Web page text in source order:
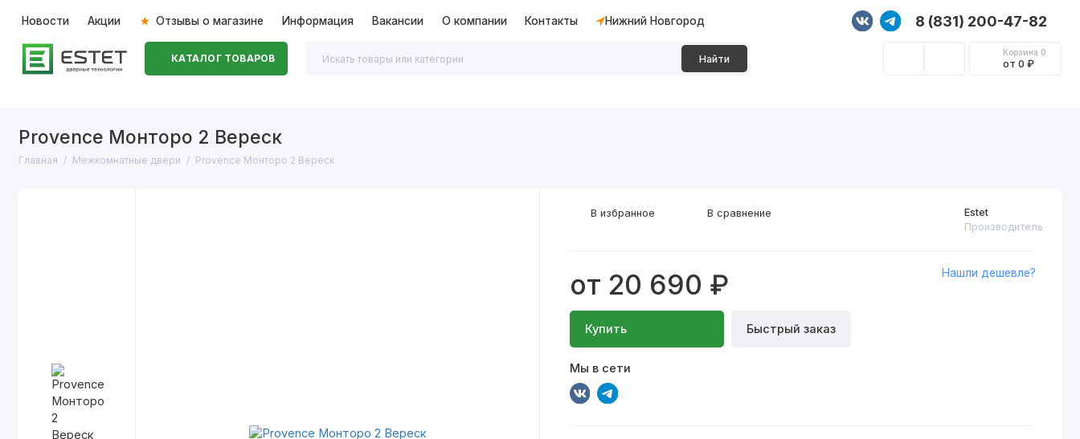
Новости Акции Отзывы о магазине Информация Вакансии О компании Контакты Нижний Новгород 8 (831) 200-47-82
КАТАЛОГ ТОВАРОВ Найти
Корзина 0
от 0 ₽
Provence Монторо 2 Вереск
Главная Межкомнатные двери Provence Монторо 2 Вереск
Estet
Производитель
от 20 690 ₽
Купить Быстрый заказ
Нашли дешевле?
Мы в сети
В избранное В сравнение